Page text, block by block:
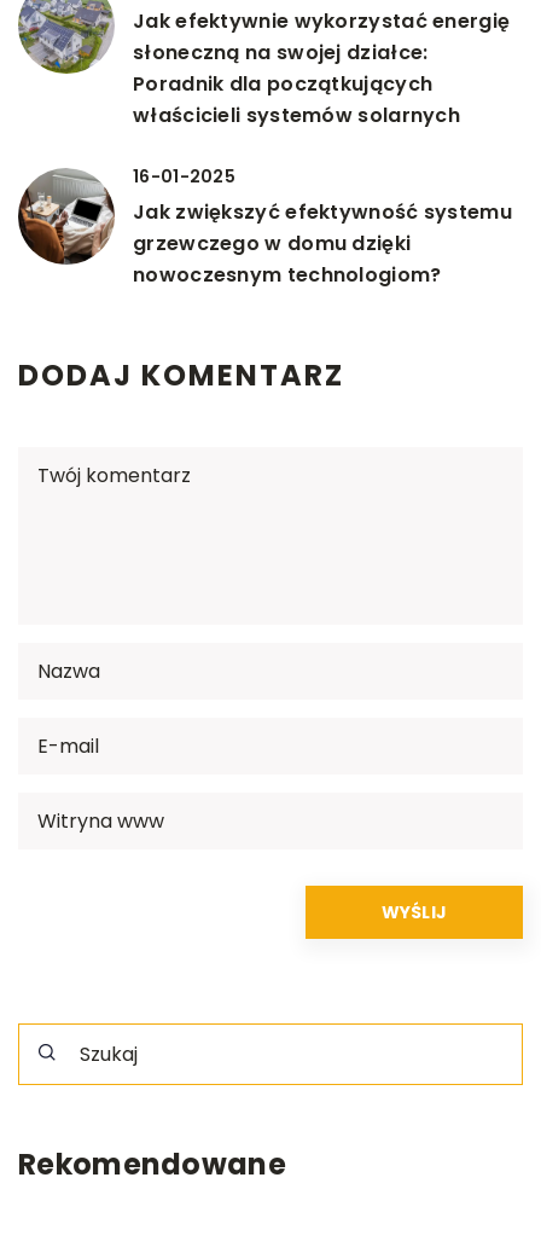
Jak efektywnie wykorzystać energię
słoneczną na swojej działce:
Poradnik dla początkujących
właścicieli systemów solarnych
16-01-2025
Jak zwiększyć efektywność systemu
grzewczego w domu dzięki
nowoczesnym technologiom?
DODAJ KOMENTARZ
Rekomendowane